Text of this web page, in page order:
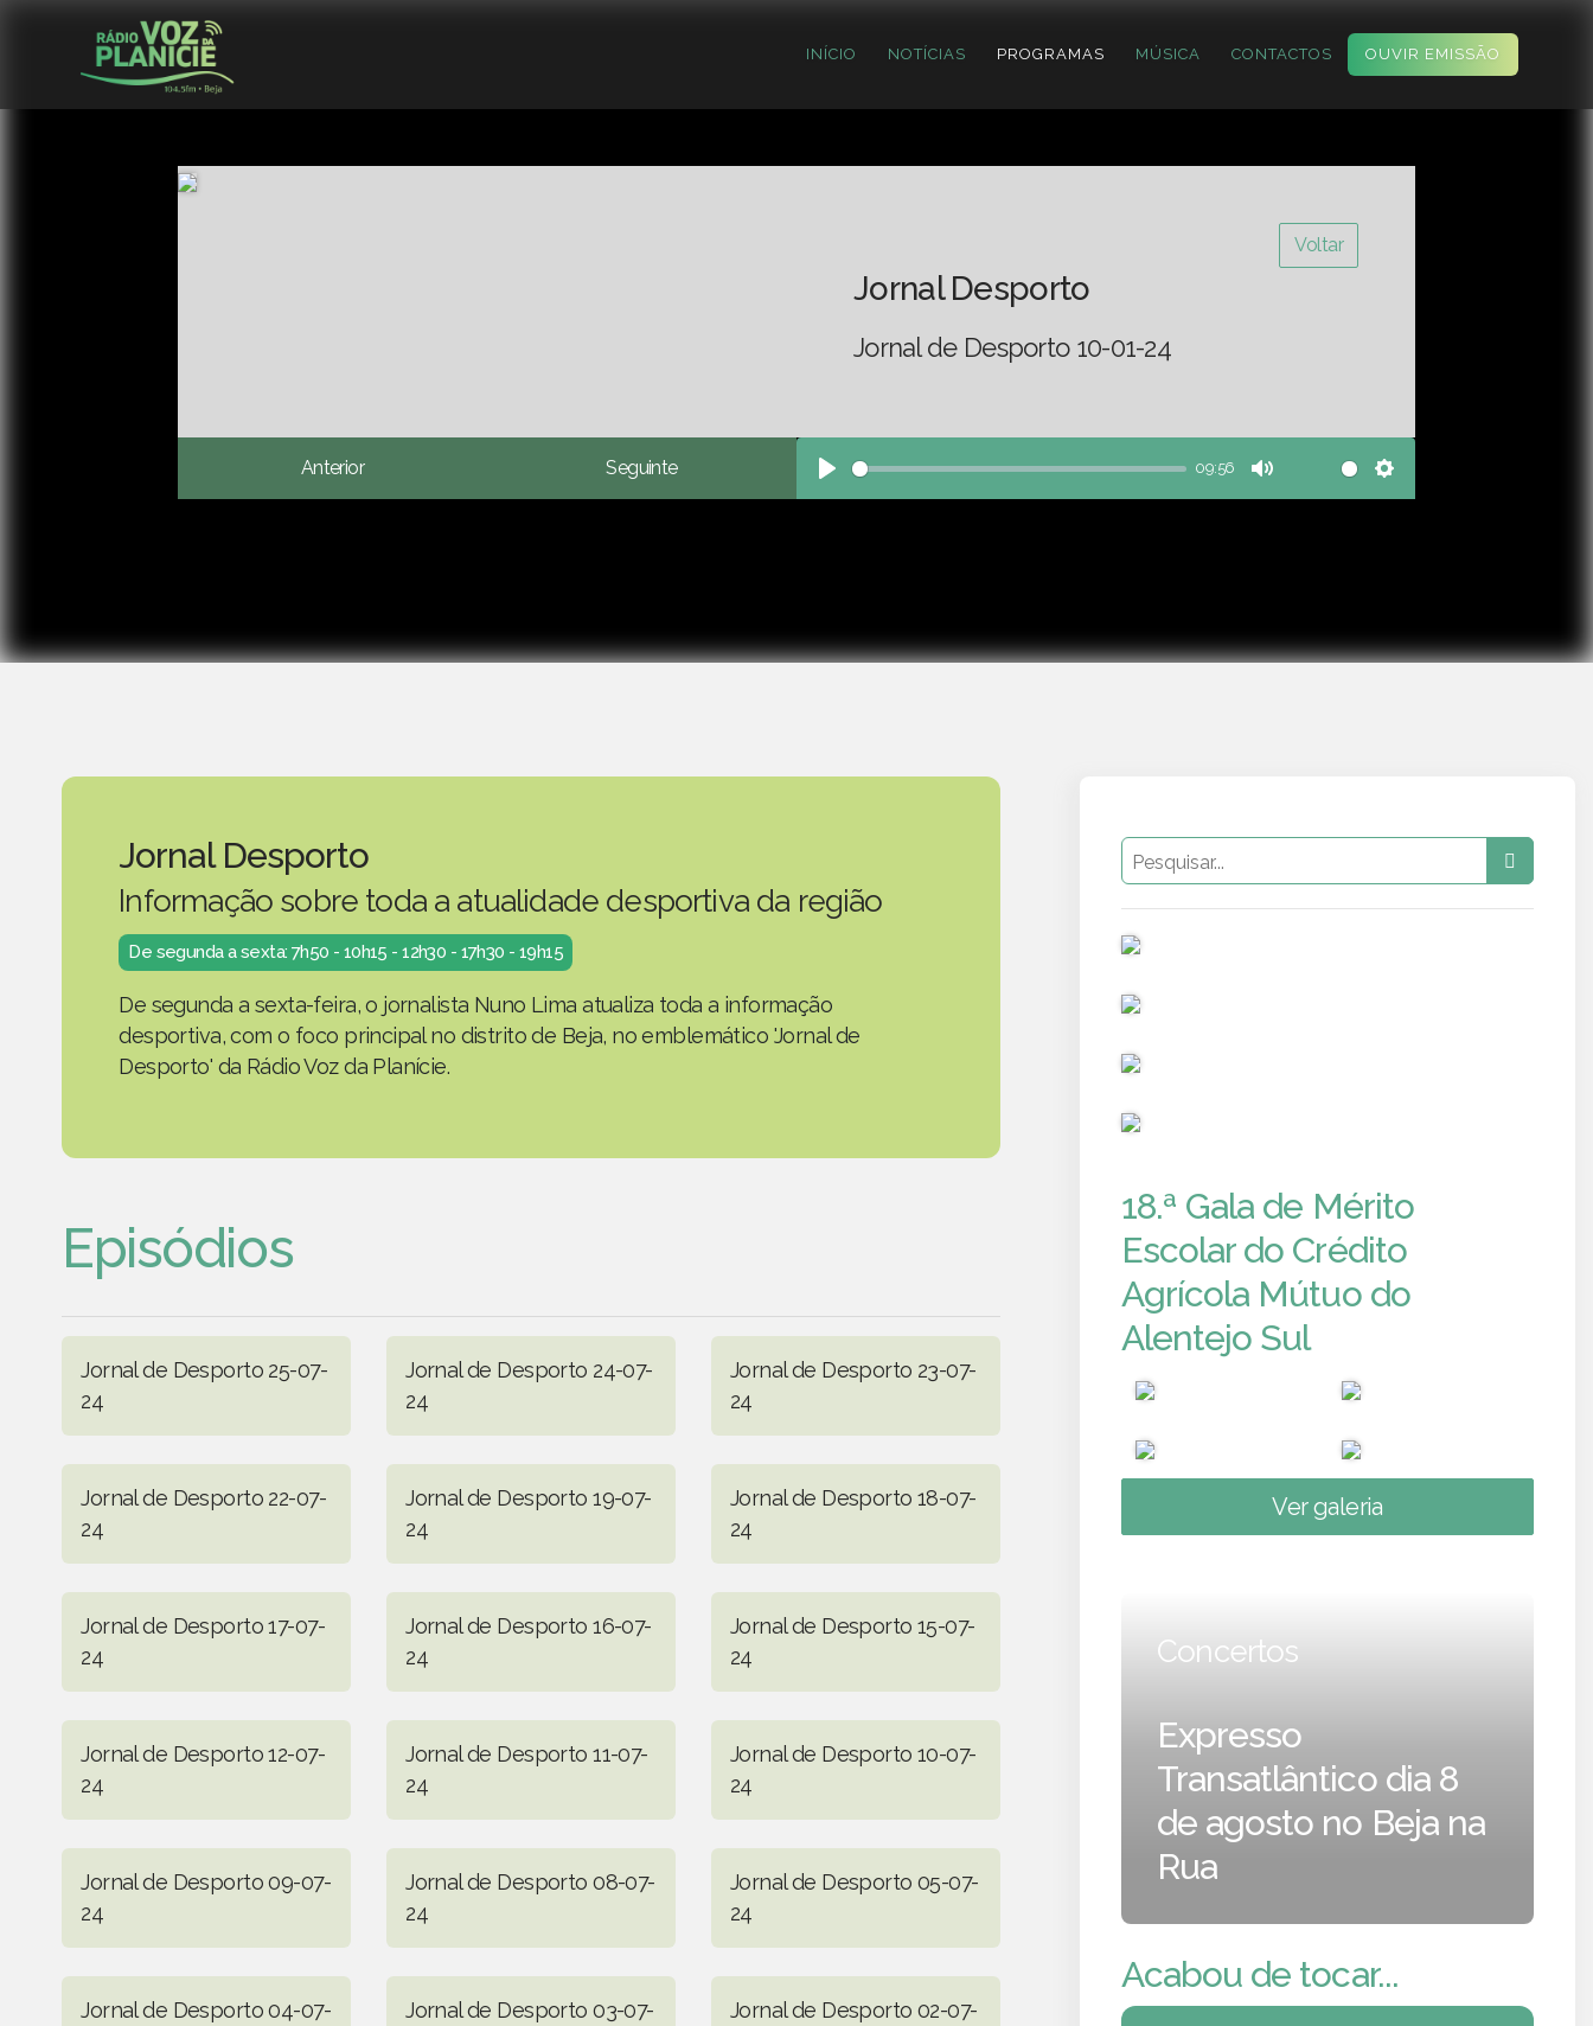
INÍCIO NOTÍCIAS PROGRAMAS MÚSICA CONTACTOS OUVIR EMISSÃO
Voltar
Jornal Desporto
Jornal de Desporto 10-01-24
Anterior Seguinte
Play
09:56
Mute Settings
Jornal Desporto
Informação sobre toda a atualidade desportiva da região
De segunda a sexta: 7h50 - 10h15 - 12h30 - 17h30 - 19h15
De segunda a sexta-feira, o jornalista Nuno Lima atualiza toda a informação
desportiva, com o foco principal no distrito de Beja, no emblemático 'Jornal de
Desporto' da Rádio Voz da Planície.
Episódios
Jornal de Desporto 25-07-
24
Jornal de Desporto 24-07-
24
Jornal de Desporto 23-07-
24
Jornal de Desporto 22-07-
24
Jornal de Desporto 19-07-
24
Jornal de Desporto 18-07-
24
Jornal de Desporto 17-07-
24
Jornal de Desporto 16-07-
24
Jornal de Desporto 15-07-
24
Jornal de Desporto 12-07-
24
Jornal de Desporto 11-07-
24
Jornal de Desporto 10-07-
24
Jornal de Desporto 09-07-
24
Jornal de Desporto 08-07-
24
Jornal de Desporto 05-07-
24
Jornal de Desporto 04-07-
Jornal de Desporto 03-07-
Jornal de Desporto 02-07-
18.ª Gala de Mérito
Escolar do Crédito
Agrícola Mútuo do
Alentejo Sul
Ver galeria
Concertos
Expresso
Transatlântico dia 8
de agosto no Beja na
Rua
Acabou de tocar...